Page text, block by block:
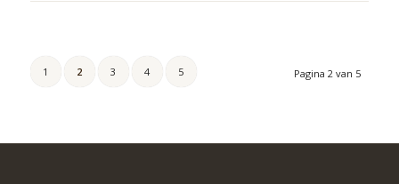
Pagina 2 van 5
1 2 3 4 5